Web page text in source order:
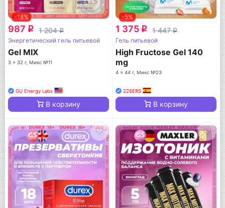
-18%
987 q 1 204q
Энергетический гель питьевой
Gel MIX
3 x 32 г, Микс №11
GU Energy Labs
В корзину
-5%
1 375 q 1 447q
Гель питьевой
High Fructose Gel 140
mg
4 x 44 г, Микс №23
226ERS
В корзину